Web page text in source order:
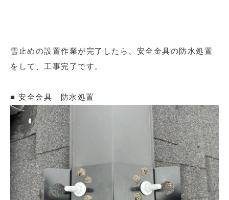
雪止めの設置作業が完了したら、安全金具の防水処置
をして、工事完了です。
■ 安全金具 防水処置